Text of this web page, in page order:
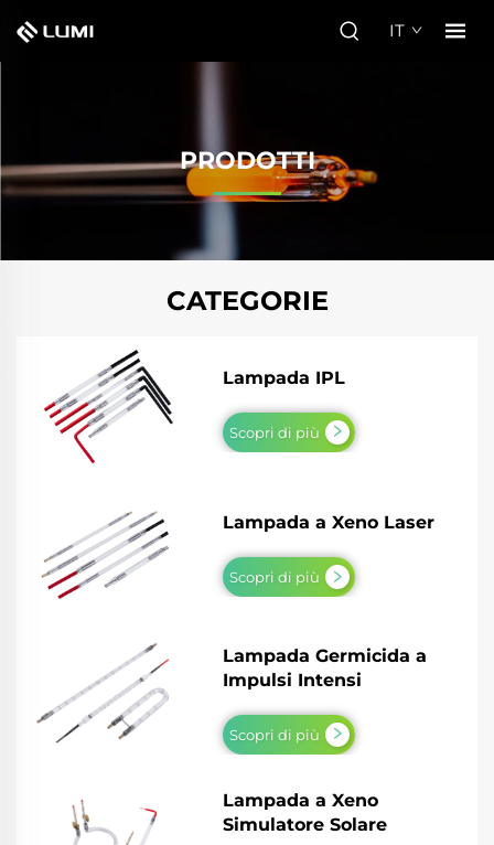
IT
PRODOTTI
CATEGORIE
Lampada IPL
Scopri di più
Lampada a Xeno Laser
Scopri di più
Lampada Germicida a
Impulsi Intensi
Scopri di più
Lampada a Xeno
Simulatore Solare